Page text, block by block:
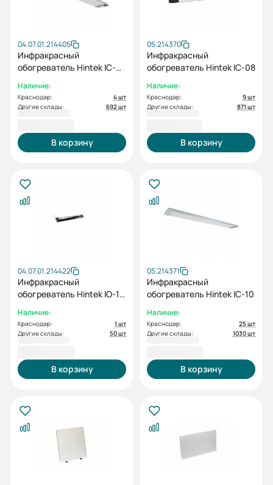
04.07.01.214405
Инфракрасный
обогреватель Hintek IC-
Наличие:
Краснодар:
4 шт
Другие склады:
692 шт
В корзину
05.214370
Инфракрасный
обогреватель Hintek IC-08
Наличие:
Краснодар:
9 шт
Другие склады:
871 шт
В корзину
04.07.01.214422
Инфракрасный
обогреватель Hintek IO-10
Наличие:
Краснодар:
1 шт
Другие склады:
50 шт
В корзину
05.214371
Инфракрасный
обогреватель Hintek IC-10
Наличие:
Краснодар:
25 шт
Другие склады:
1030 шт
В корзину